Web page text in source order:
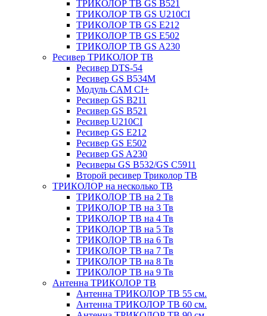
ТРИКОЛОР ТВ GS B521
ТРИКОЛОР ТВ GS U210CI
ТРИКОЛОР ТВ GS E212
ТРИКОЛОР ТВ GS E502
ТРИКОЛОР ТВ GS A230
Ресивер ТРИКОЛОР ТВ
Ресивер DTS-54
Ресивер GS B534M
Модуль CAM CI+
Ресивер GS B211
Ресивер GS B521
Ресивер U210CI
Ресивер GS E212
Ресивер GS E502
Ресивер GS A230
Ресиверы GS B532/GS C5911
Второй ресивер Триколор ТВ
ТРИКОЛОР на несколько ТВ
ТРИКОЛОР ТВ на 2 Тв
ТРИКОЛОР ТВ на 3 Тв
ТРИКОЛОР ТВ на 4 Тв
ТРИКОЛОР ТВ на 5 Тв
ТРИКОЛОР ТВ на 6 Тв
ТРИКОЛОР ТВ на 7 Тв
ТРИКОЛОР ТВ на 8 Тв
ТРИКОЛОР ТВ на 9 Тв
Антенна ТРИКОЛОР ТВ
Антенна ТРИКОЛОР ТВ 55 см.
Антенна ТРИКОЛОР ТВ 60 см.